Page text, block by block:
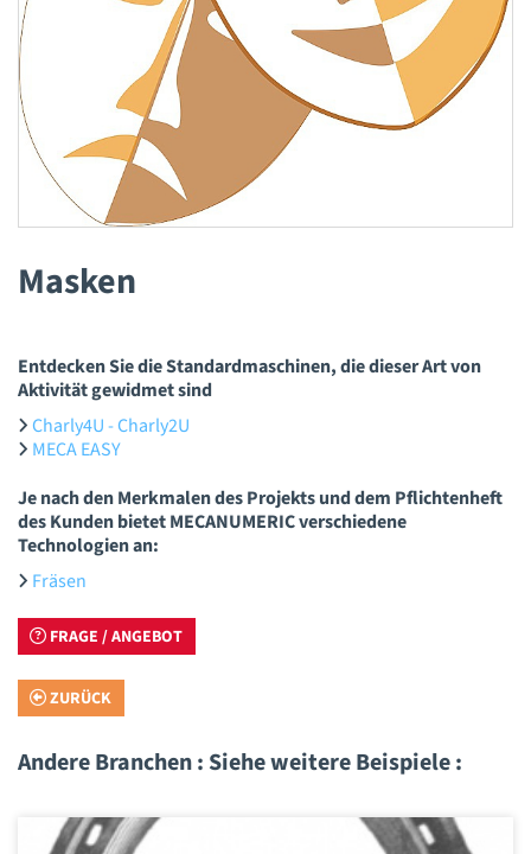
Masken
Entdecken Sie die Standardmaschinen, die dieser Art von
Aktivität gewidmet sind
Charly4U - Charly2U
MECA EASY
Je nach den Merkmalen des Projekts und dem Pflichtenheft
des Kunden bietet MECANUMERIC verschiedene
Technologien an:
Fräsen
FRAGE / ANGEBOT
ZURÜCK
Andere Branchen : Siehe weitere Beispiele :